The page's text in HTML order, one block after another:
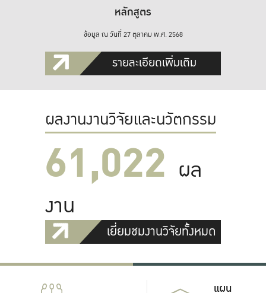
หลักสูตร
ข้อมูล ณ วันที่ 27 ตุลาคม พ.ศ. 2568
รายละเอียดเพิ่มเติม
ผลงานงานวิจัยและนวัตกรรม
61,022 ผล
งาน
เยี่ยมชมงานวิจัยทั้งหมด
แผน